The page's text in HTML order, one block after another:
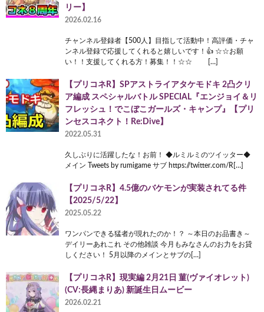
リー】
2026.02.16
チャンネル登録者【500人】目指して活動中！高評価・チャ
ンネル登録で応援してくれると嬉しいです！👍 ☆☆お願
い！！支援してくれる方！募集！！☆☆ […]
【プリコネR】SPアストライアタケモドキ 2凸クリ
ア編成 スペシャルバトル SPECIAL『エンジョイ＆リ
フレッシュ！でこぼこガールズ・キャンプ』【プリ
ンセスコネクト！Re:Dive】
2022.05.31
久しぶりに活躍したな！お前！ ◆ルミルミのツイッター◆
メイン Tweets by rumigame サブ https://twitter.com/R[…]
【プリコネR】4.5億のバケモンが実装されてる件
【2025/5/22】
2025.05.22
ワンパンできる猛者が現れたのか！？ ～本日のお品書き～
デイリーあれこれ その他雑談 今月もみなさんのお力をお貸
しください！ 5月以降のメインとサブの[…]
【プリコネR】現実編 2月21日 菫(ヴァイオレット)
(CV:長縄まりあ) 新誕生日ムービー
2026.02.21